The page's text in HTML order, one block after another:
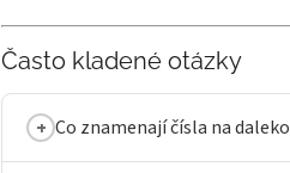
Často kladené otázky
Co znamenají čísla na